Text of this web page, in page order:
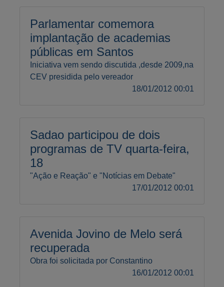
Parlamentar comemora
implantação de academias
públicas em Santos
Iniciativa vem sendo discutida ,desde 2009,na
CEV presidida pelo vereador
18/01/2012 00:01
Sadao participou de dois
programas de TV quarta-feira,
18
"Ação e Reação" e "Notícias em Debate"
17/01/2012 00:01
Avenida Jovino de Melo será
recuperada
Obra foi solicitada por Constantino
16/01/2012 00:01